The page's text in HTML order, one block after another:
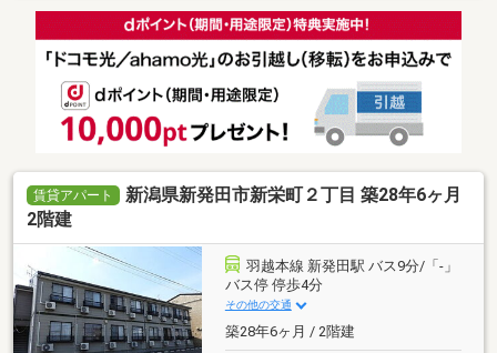
賃貸アパート
新潟県新発田市新栄町２丁目 築28年6ヶ月
2階建
羽越本線 新発田駅 バス9分/「-」
バス停 停歩4分
その他の交通
築28年6ヶ月 / 2階建